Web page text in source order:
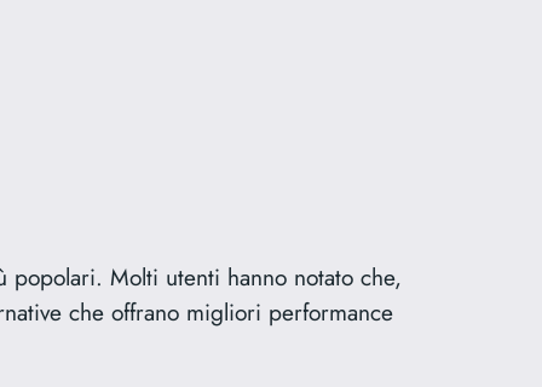
Molti utenti hanno notato che,
che offrano migliori performance